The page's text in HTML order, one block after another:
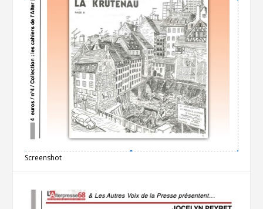
Screenshot